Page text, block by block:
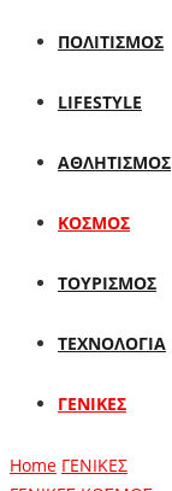
ΠΟΛΙΤΙΣΜΟΣ
LIFESTYLE
ΑΘΛΗΤΙΣΜΟΣ
ΚΟΣΜΟΣ
ΤΟΥΡΙΣΜΟΣ
ΤΕΧΝΟΛΟΓΙΑ
ΓΕΝΙΚΕΣ
Home ΓΕΝΙΚΕΣ